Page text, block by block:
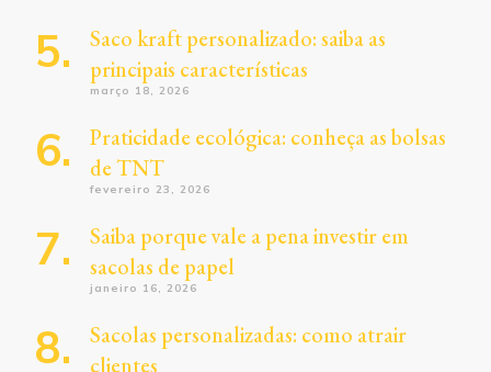
Saco kraft personalizado: saiba as
principais características
março 18, 2026
Praticidade ecológica: conheça as bolsas
de TNT
fevereiro 23, 2026
Saiba porque vale a pena investir em
sacolas de papel
janeiro 16, 2026
Sacolas personalizadas: como atrair
clientes